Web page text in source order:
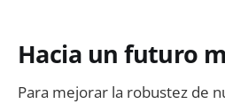
Hacia un futuro
Para mejorar la robustez de